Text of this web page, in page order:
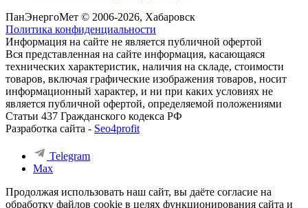
ПанЭнергоМет © 2006-2026, Хабаровск
Политика конфиденциальности
Информация на сайте не является публичной офертой
Вся представленная на сайте информация, касающаяся
технических характеристик, наличия на складе, стоимости
товаров, включая графические изображения товаров, носит
информационный характер, и ни при каких условиях не
является публичной офертой, определяемой положениями
Статьи 437 Гражданского кодекса РФ
Разработка сайта - Seo4profit
Telegram
Max
Продолжая использовать наш сайт, вы даёте согласие на
обработку файлов cookie в целях функционирования сайта и